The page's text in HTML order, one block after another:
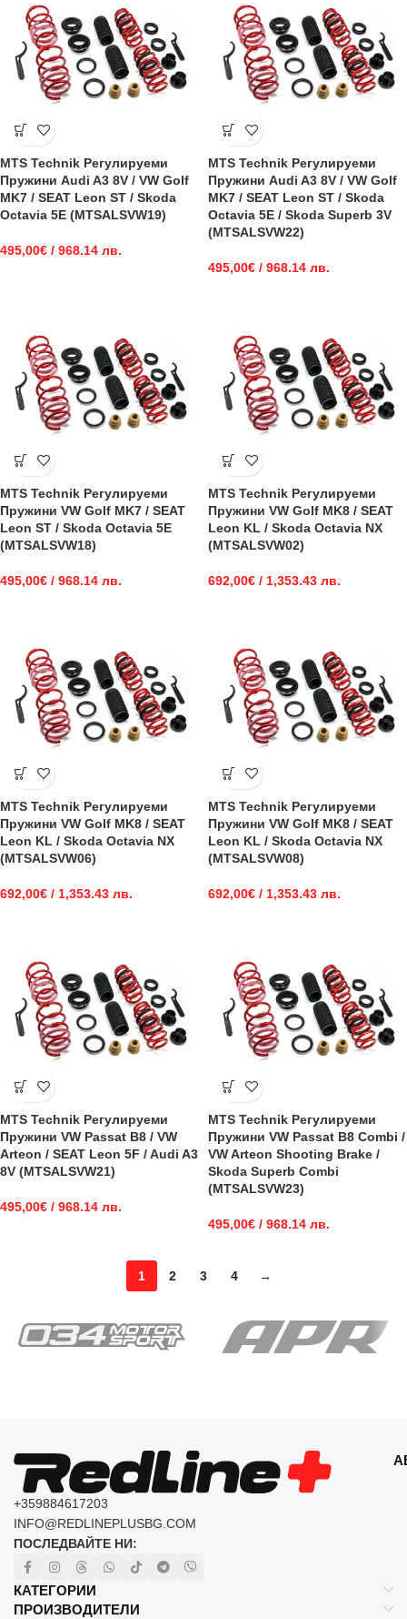
MTS Technik Регулируеми
Пружини Audi A3 8V / VW Golf
MK7 / SEAT Leon ST / Skoda
Octavia 5E (MTSALSVW19)
495,00€ / 968.14 лв.
MTS Technik Регулируеми
Пружини Audi A3 8V / VW Golf
MK7 / SEAT Leon ST / Skoda
Octavia 5E / Skoda Superb 3V
(MTSALSVW22)
495,00€ / 968.14 лв.
MTS Technik Регулируеми
Пружини VW Golf MK7 / SEAT
Leon ST / Skoda Octavia 5E
(MTSALSVW18)
495,00€ / 968.14 лв.
MTS Technik Регулируеми
Пружини VW Golf MK8 / SEAT
Leon KL / Skoda Octavia NX
(MTSALSVW02)
692,00€ / 1,353.43 лв.
MTS Technik Регулируеми
Пружини VW Golf MK8 / SEAT
Leon KL / Skoda Octavia NX
(MTSALSVW06)
692,00€ / 1,353.43 лв.
MTS Technik Регулируеми
Пружини VW Golf MK8 / SEAT
Leon KL / Skoda Octavia NX
(MTSALSVW08)
692,00€ / 1,353.43 лв.
MTS Technik Регулируеми
Пружини VW Passat B8 / VW
Arteon / SEAT Leon 5F / Audi A3
8V (MTSALSVW21)
495,00€ / 968.14 лв.
MTS Technik Регулируеми
Пружини VW Passat B8 Combi /
VW Arteon Shooting Brake /
Skoda Superb Combi
(MTSALSVW23)
495,00€ / 968.14 лв.
1 2 3 4 →
+359884617203
INFO@REDLINEPLUSBG.COM
ПОСЛЕДВАЙТЕ НИ:
КАТЕГОРИИ
ПРОИЗВОДИТЕЛИ